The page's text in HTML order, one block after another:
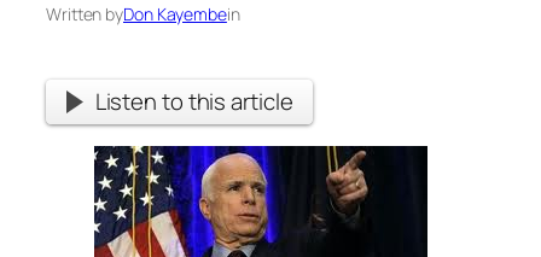
Written byDon Kayembein
Listen to this article